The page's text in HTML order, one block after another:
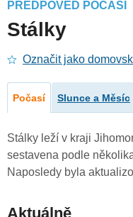
PŘEDPOVĚĎ POČASÍ
Stálky
Označit jako
Počasí Slunce a Měsíc
Stálky leží v kraji
sestavena podle
Naposledy byla
Aktuálně